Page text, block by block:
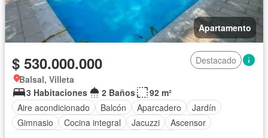
Apartamento
$ 530.000.000
Destacado
Balsal, Villeta
3 Habitaciones
2 Baños
92 m²
Aire acondicionado
Balcón Aparcadero
Jardín
Gimnasio
Cocina integral Jacuzzi
Ascensor